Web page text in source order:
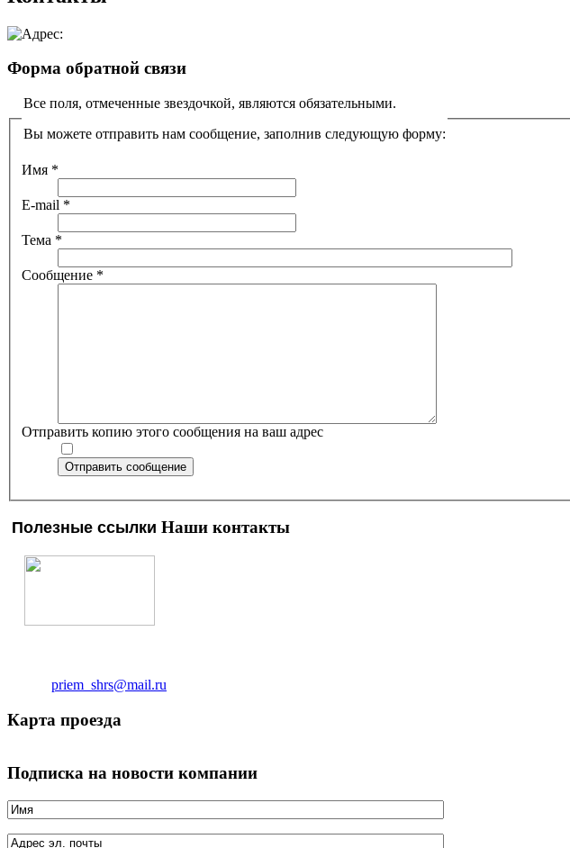
Форма обратной связи
Все поля, отмеченные звездочкой, являются обязательными.
Вы можете отправить нам сообщение, заполнив следующую форму:
Имя *
E-mail *
Тема *
Сообщение *
Отправить копию этого сообщения на ваш адрес
Отправить сообщение
Полезные ссылки Наши контакты
priem_shrs@mail.ru
Карта проезда
Подписка на новости компании